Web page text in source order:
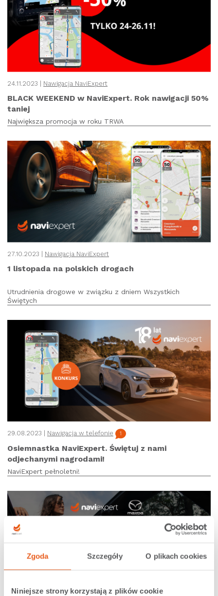
Zgoda Szczegóły O plikach cookies
Niniejsze strony korzystają z plików cookie
24.11.2023 | Nawigacja NaviExpert
BLACK WEEKEND w NaviExpert. Rok nawigacji 50%
taniej
Największa promocja w roku TRWA
27.10.2023 | Nawigacja NaviExpert
1 listopada na polskich drogach
Utrudnienia drogowe w związku z dniem Wszystkich
Świętych
29.08.2023 | Nawigacja w telefonie 1
Osiemnastka NaviExpert. Świętuj z nami
odjechanymi nagrodami!
NaviExpert pełnoletni!